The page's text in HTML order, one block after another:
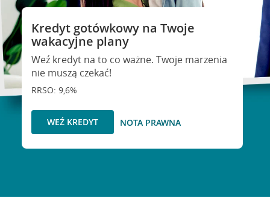
Kredyt gotówkowy na Twoje
wakacyjne plany
Weź kredyt na to co ważne. Twoje marzenia
nie muszą czekać!
RRSO: 9,6%
WEŹ KREDYT NOTA PRAWNA